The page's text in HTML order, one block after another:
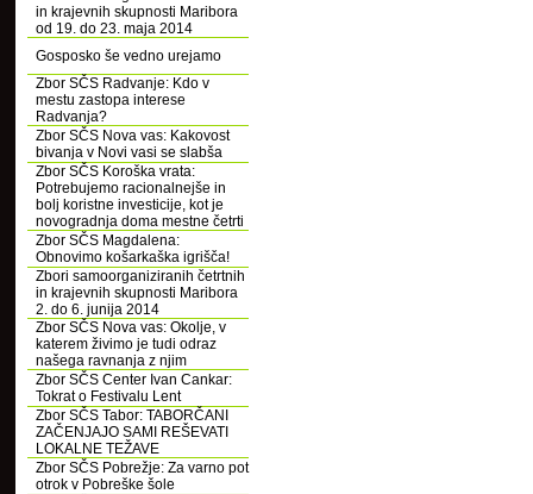
in krajevnih skupnosti Maribora
od 19. do 23. maja 2014
Gosposko še vedno urejamo
Zbor SČS Radvanje: Kdo v
mestu zastopa interese
Radvanja?
Zbor SČS Nova vas: Kakovost
bivanja v Novi vasi se slabša
Zbor SČS Koroška vrata:
Potrebujemo racionalnejše in
bolj koristne investicije, kot je
novogradnja doma mestne četrti
Zbor SČS Magdalena:
Obnovimo košarkaška igrišča!
Zbori samoorganiziranih četrtnih
in krajevnih skupnosti Maribora
2. do 6. junija 2014
Zbor SČS Nova vas: Okolje, v
katerem živimo je tudi odraz
našega ravnanja z njim
Zbor SČS Center Ivan Cankar:
Tokrat o Festivalu Lent
Zbor SČS Tabor: TABORČANI
ZAČENJAJO SAMI REŠEVATI
LOKALNE TEŽAVE
Zbor SČS Pobrežje: Za varno pot
otrok v Pobreške šole